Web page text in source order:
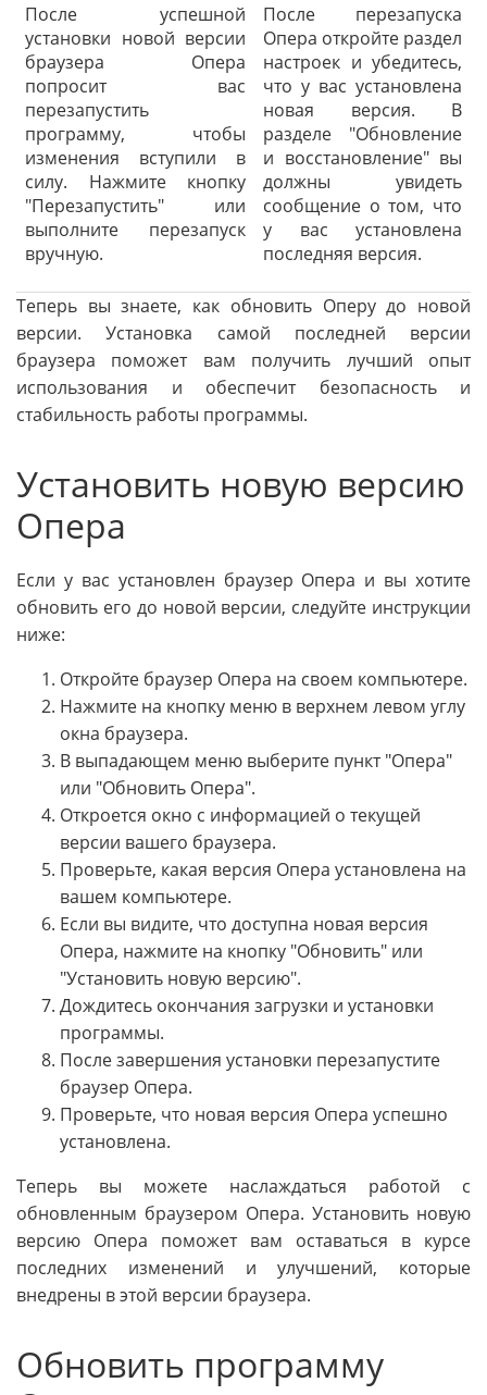
После успешной
установки новой версии
браузера Опера
попросит вас
перезапустить
программу, чтобы
изменения вступили в
силу. Нажмите кнопку
"Перезапустить" или
выполните перезапуск
вручную.
После перезапуска
Опера откройте раздел
настроек и убедитесь,
что у вас установлена
новая версия. В
разделе "Обновление
и восстановление" вы
должны увидеть
сообщение о том, что
у вас установлена
последняя версия.
Теперь вы знаете, как обновить Оперу до новой
версии. Установка самой последней версии
браузера поможет вам получить лучший опыт
использования и обеспечит безопасность и
стабильность работы программы.
Установить новую версию
Опера
Если у вас установлен браузер Опера и вы хотите
обновить его до новой версии, следуйте инструкции
ниже:
Откройте браузер Опера на своем компьютере.
Нажмите на кнопку меню в верхнем левом углу
окна браузера.
В выпадающем меню выберите пункт "Опера"
или "Обновить Опера".
Откроется окно с информацией о текущей
версии вашего браузера.
Проверьте, какая версия Опера установлена на
вашем компьютере.
Если вы видите, что доступна новая версия
Опера, нажмите на кнопку "Обновить" или
"Установить новую версию".
Дождитесь окончания загрузки и установки
программы.
После завершения установки перезапустите
браузер Опера.
Проверьте, что новая версия Опера успешно
установлена.
Теперь вы можете наслаждаться работой с
обновленным браузером Опера. Установить новую
версию Опера поможет вам оставаться в курсе
последних изменений и улучшений, которые
внедрены в этой версии браузера.
Обновить программу